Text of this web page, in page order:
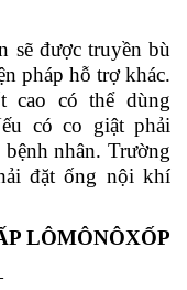
sẽ được truyền bù
pháp hỗ trợ khác.
cao có thể dùng
có co giật phải
nhân. Trường
đặt ống nội khí
LÔMÔNÔXỐP